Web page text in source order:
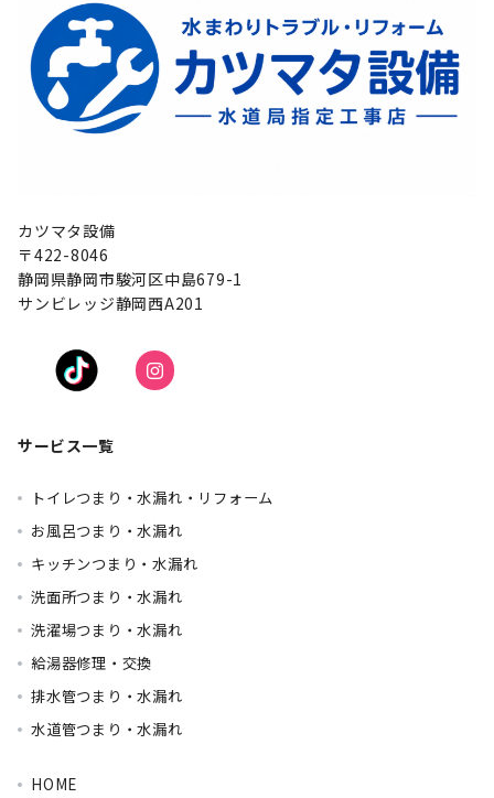
カツマタ設備
〒422-8046
静岡県静岡市駿河区中島679-1
サンビレッジ静岡西A201
サービス一覧
トイレつまり・水漏れ・リフォーム
お風呂つまり・水漏れ
キッチンつまり・水漏れ
洗面所つまり・水漏れ
洗濯場つまり・水漏れ
給湯器修理・交換
排水管つまり・水漏れ
水道管つまり・水漏れ
HOME